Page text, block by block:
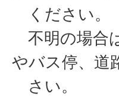
ください。
不明の場合
やバス停、道
さい。